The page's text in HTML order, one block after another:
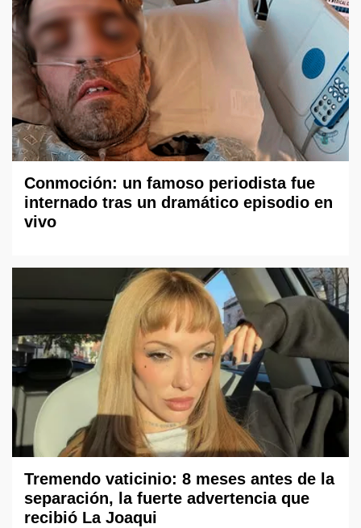
Conmoción: un famoso periodista fue
internado tras un dramático episodio en
vivo
Tremendo vaticinio: 8 meses antes de la
separación, la fuerte advertencia que
recibió La Joaqui